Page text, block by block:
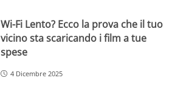
Wi-Fi Lento? Ecco la prova che il tuo
vicino sta scaricando i film a tue
spese
4 Dicembre 2025